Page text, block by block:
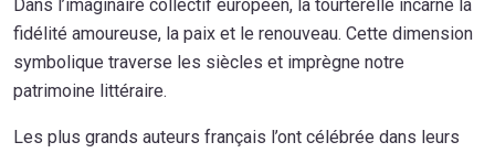
Dans l’imaginaire collectif européen, la tourterelle incarne la
fidélité amoureuse, la paix et le renouveau. Cette dimension
symbolique traverse les siècles et imprègne notre
patrimoine littéraire.
Les plus grands auteurs français l’ont célébrée dans leurs